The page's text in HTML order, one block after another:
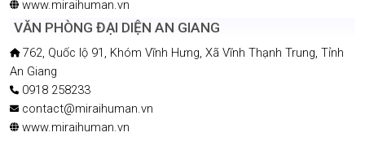
www.miraihuman.vn
VĂN PHÒNG ĐẠI DIỆN AN GIANG
762, Quốc lộ 91, Khóm Vĩnh Hưng, Xã Vĩnh Thạnh Trung, Tỉnh
An Giang
0918 258233
contact@miraihuman.vn
www.miraihuman.vn